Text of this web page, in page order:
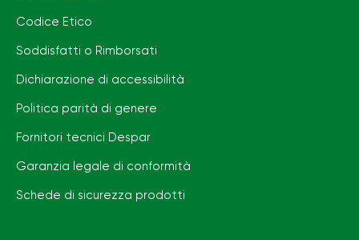
Codice Etico
Soddisfatti o Rimborsati
Dichiarazione di accessibilità
Politica parità di genere
Fornitori tecnici Despar
Garanzia legale di conformità
Schede di sicurezza prodotti